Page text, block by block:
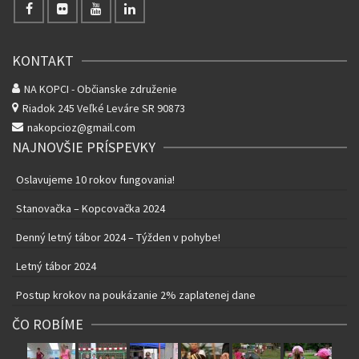
KONTAKT
NA KOPCI - Občianske združenie
Riadok 245 Veľké Leváre SR 90873
nakopcioz@gmail.com
NAJNOVŠIE PRÍSPEVKY
Oslavujeme 10 rokov fungovania!
Stanovačka – Kopcovačka 2024
Denný letný tábor 2024 – Týžden v pohybe!
Letný tábor 2024
Postup krokov na poukázanie 2% zaplatenej dane
ČO ROBÍME